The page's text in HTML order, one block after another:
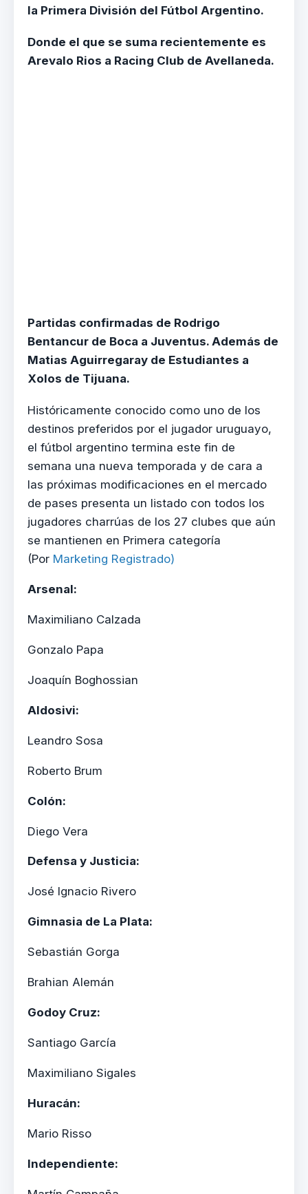
la Primera División del Fútbol Argentino.
Donde el que se suma recientemente es
Arevalo Rios a Racing Club de Avellaneda.
Partidas confirmadas de Rodrigo
Bentancur de Boca a Juventus. Además de
Matias Aguirregaray de Estudiantes a
Xolos de Tijuana.
Históricamente conocido como uno de los
destinos preferidos por el jugador uruguayo,
el fútbol argentino termina este fin de
semana una nueva temporada y de cara a
las próximas modificaciones en el mercado
de pases presenta un listado con todos los
jugadores charrúas de los 27 clubes que aún
se mantienen en Primera categoría
(Por Marketing Registrado)
Arsenal:
Maximiliano Calzada
Gonzalo Papa
Joaquín Boghossian
Aldosivi:
Leandro Sosa
Roberto Brum
Colón:
Diego Vera
Defensa y Justicia:
José Ignacio Rivero
Gimnasia de La Plata:
Sebastián Gorga
Brahian Alemán
Godoy Cruz:
Santiago García
Maximiliano Sigales
Huracán:
Mario Risso
Independiente: